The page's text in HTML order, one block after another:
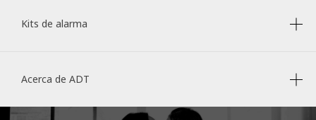
Kits de alarma
Acerca de ADT